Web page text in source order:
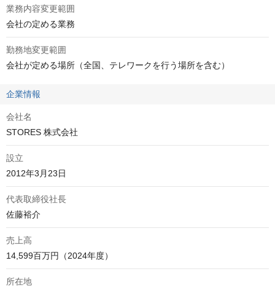
業務内容変更範囲
会社の定める業務
勤務地変更範囲
会社が定める場所（全国、テレワークを行う場所を含む）
企業情報
会社名
STORES 株式会社
設立
2012年3月23日
代表取締役社長
佐藤裕介
売上高
14,599百万円（2024年度）
所在地